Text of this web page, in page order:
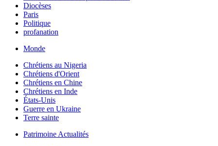
Diocèses
Paris
Politique
profanation
Monde
Chrétiens au Nigeria
Chrétiens d'Orient
Chrétiens en Chine
Chrétiens en Inde
États-Unis
Guerre en Ukraine
Terre sainte
Patrimoine Actualités